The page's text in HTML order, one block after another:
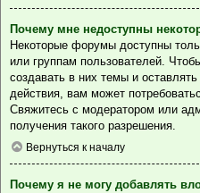
Почему мне недоступны
Некоторые форумы доступны
или группам пользователей.
создавать в них темы и
действия, вам может
Свяжитесь с модератором или
получения такого разрешения.
Вернуться к началу
Почему я не могу добавлять